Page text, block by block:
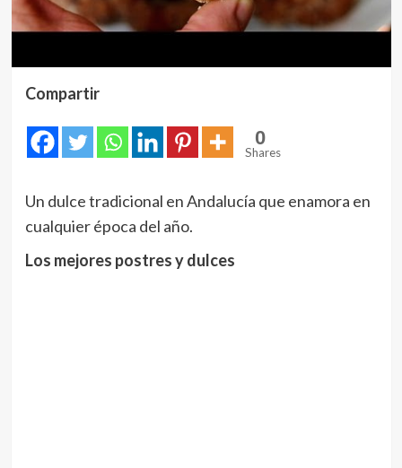
Compartir
0
Shares
Un dulce tradicional en Andalucía que enamora en
cualquier época del año.
Los mejores postres y dulces